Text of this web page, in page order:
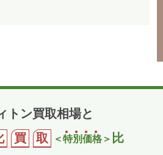
トン買取相場と
買 取 ＜特別価格 ＞ 比